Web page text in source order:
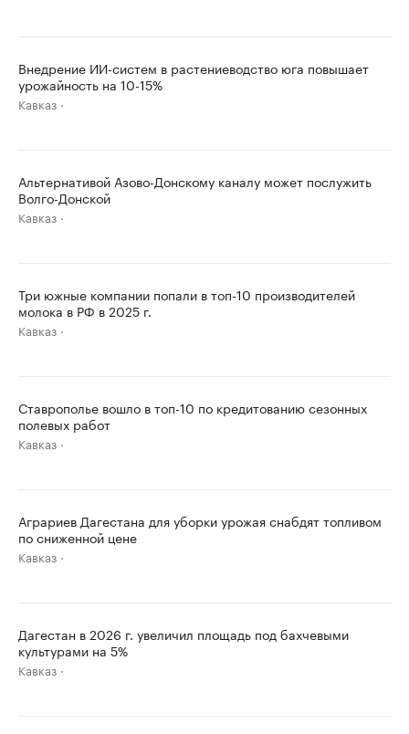
Внедрение ИИ-систем в растениеводство юга повышает
урожайность на 10-15%
Кавказ
Альтернативой Азово-Донскому каналу может послужить
Волго-Донской
Кавказ
Три южные компании попали в топ-10 производителей
молока в РФ в 2025 г.
Кавказ
Ставрополье вошло в топ-10 по кредитованию сезонных
полевых работ
Кавказ
Аграриев Дагестана для уборки урожая снабдят топливом
по сниженной цене
Кавказ
Дагестан в 2026 г. увеличил площадь под бахчевыми
культурами на 5%
Кавказ